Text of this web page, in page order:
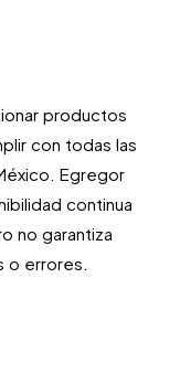
productos
con todas las
Egregor
continua
no garantiza
o errores.